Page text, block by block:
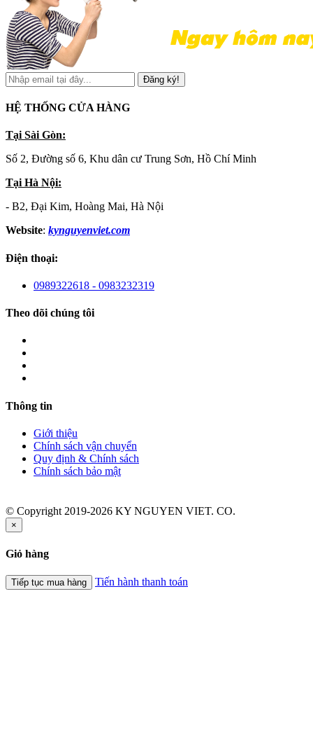
Đăng ký!
HỆ THỐNG CỬA HÀNG
Tại Sài Gòn:
Số 2, Đường số 6, Khu dân cư Trung Sơn, Hồ Chí Minh
Tại Hà Nội:
- B2, Đại Kim, Hoàng Mai, Hà Nội
Website: kynguyenviet.com
Điện thoại:
0989322618 - 0983232319
Theo dõi chúng tôi
Thông tin
Giới thiệu
Chính sách vận chuyển
Quy định & Chính sách
Chính sách bảo mật
© Copyright 2019-2026 KY NGUYEN VIET. CO.
×
Giỏ hàng
Tiếp tục mua hàng Tiến hành thanh toán